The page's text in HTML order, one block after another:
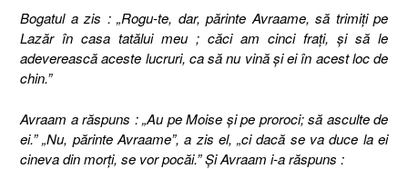
Bogatul a zis : „Rogu-te, dar, părinte Avraame, să trimiţi pe
Lazăr în casa tatălui meu ; căci am cinci fraţi, şi să le
adeverească aceste lucruri, ca să nu vină şi ei în acest loc de
chin.”
Avraam a răspuns : „Au pe Moise şi pe proroci; să asculte de
ei.” „Nu, părinte Avraame”, a zis el, „ci dacă se va duce la ei
cineva din morţi, se vor pocăi.” Şi Avraam i-a răspuns :